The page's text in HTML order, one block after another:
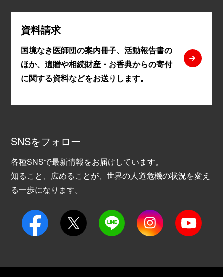
資料請求
国境なき医師団の案内冊子、活動報告書の
ほか、遺贈や相続財産・お香典からの寄付
に関する資料などをお送りします。
SNSをフォロー
各種SNSで最新情報をお届けしています。
知ること、広めることが、世界の人道危機の状況を変え
る一歩になります。